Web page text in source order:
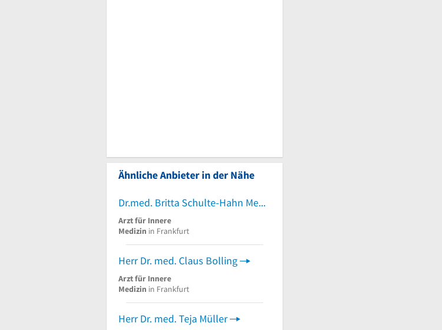
Ähnliche Anbieter in der Nähe
Dr.med. Britta Schulte-Hahn Med. Versorgungszentrum Fachärztin für Innere Medizin und Kardiologie
Arzt für Innere
Medizin in Frankfurt
Herr Dr. med. Claus Bolling
Arzt für Innere
Medizin in Frankfurt
Herr Dr. med. Teja Müller